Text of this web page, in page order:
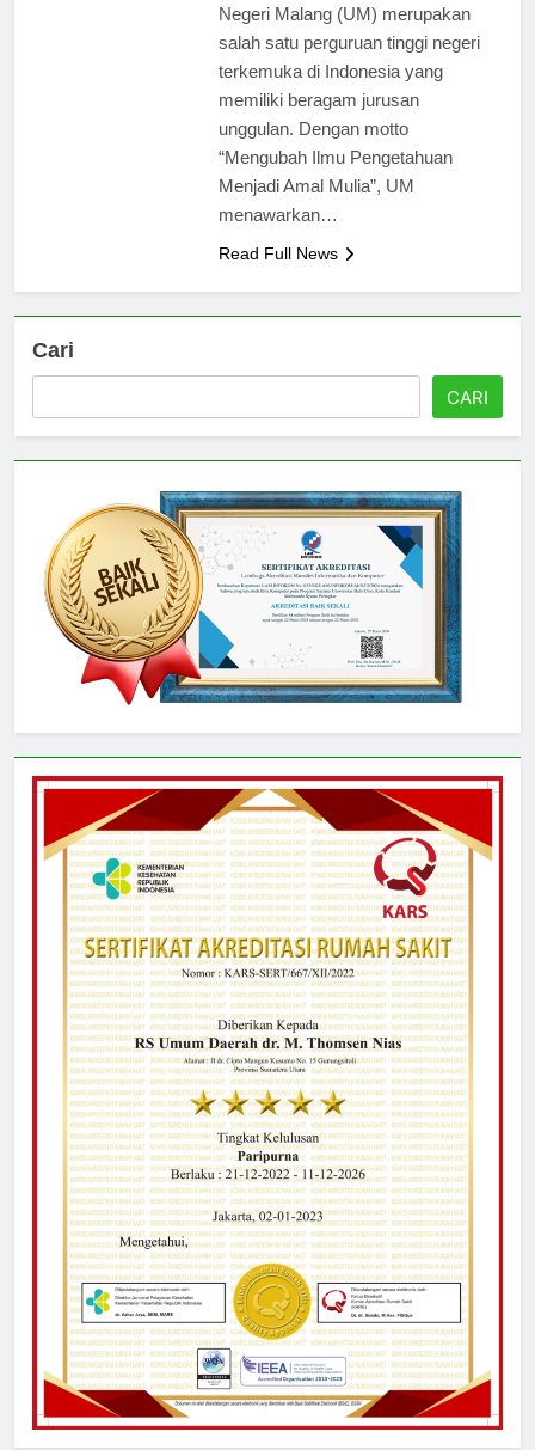
universitas tersebut. Universitas
Negeri Malang (UM) merupakan
salah satu perguruan tinggi negeri
terkemuka di Indonesia yang
memiliki beragam jurusan
unggulan. Dengan motto
“Mengubah Ilmu Pengetahuan
Menjadi Amal Mulia”, UM
Cari
CARI